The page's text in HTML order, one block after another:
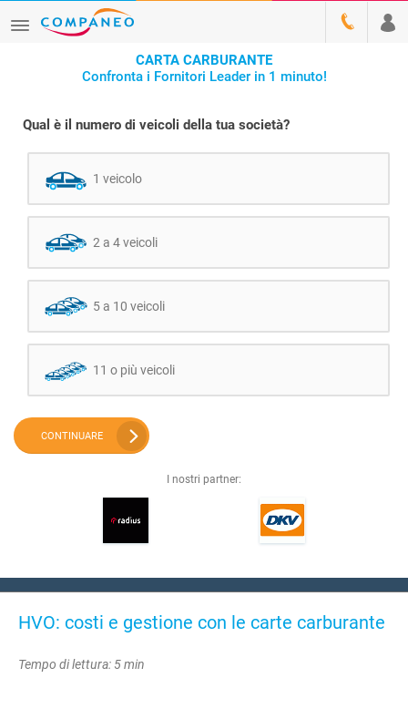
CARTA CARBURANTE
Confronta i Fornitori Leader in 1 minuto!
Qual è il numero di veicoli della tua società?
1 veicolo
2 a 4 veicoli
5 a 10 veicoli
11 o più veicoli
CONTINUARE
I nostri partner:
HVO: costi e gestione con le carte carburante
Tempo di lettura: 5 min